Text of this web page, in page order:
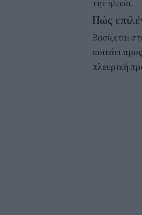
την ηλικία.
Πώς
Βασίζεται
κοιτάει
πλευρική